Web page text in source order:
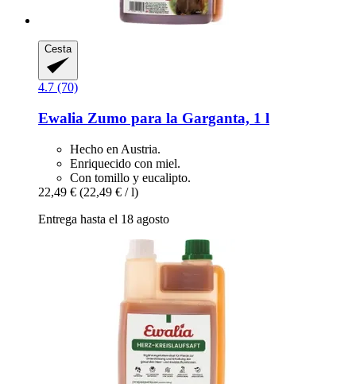
Cesta
4.7 (70)
Ewalia Zumo para la Garganta, 1 l
Hecho en Austria.
Enriquecido con miel.
Con tomillo y eucalipto.
22,49 € (22,49 € / l)
Entrega hasta el 18 agosto